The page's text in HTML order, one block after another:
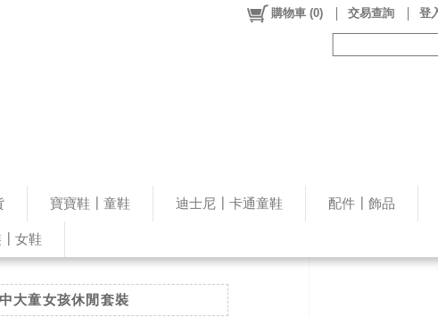
寶寶鞋┃童鞋 迪士尼┃卡通童鞋 配件┃飾品
┃女鞋
購物車 (0) 交易查詢 登
大童女孩休閒套裝